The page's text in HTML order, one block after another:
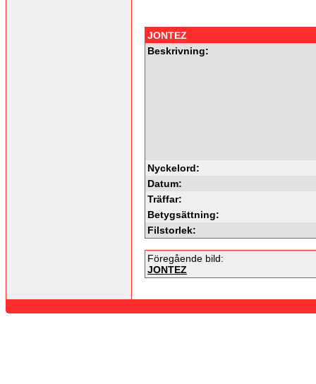
JONTEZ
Beskrivning:
Nyckelord:
Datum:
Träffar:
Betygsättning:
Filstorlek:
Föregående bild:
JONTEZ